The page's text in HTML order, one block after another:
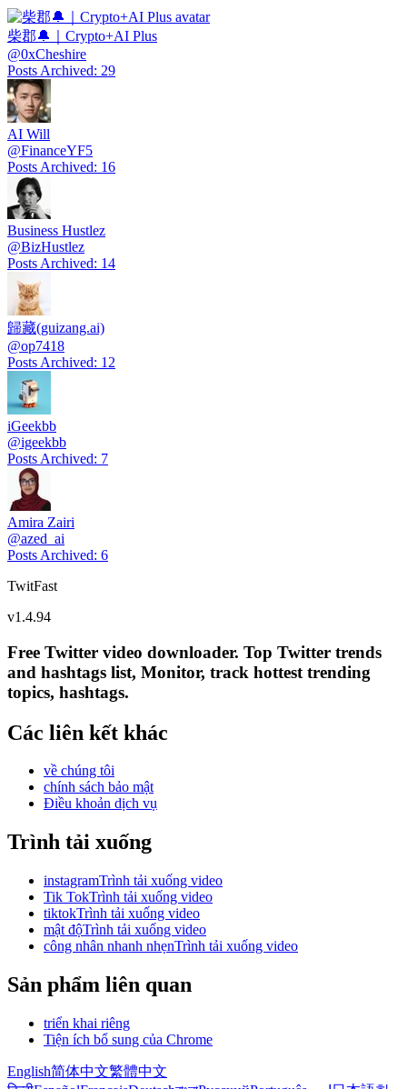
柴郡🔔｜Crypto+AI Plus
@0xCheshire
Posts Archived: 29
AI Will
@FinanceYF5
Posts Archived: 16
Business Hustlez
@BizHustlez
Posts Archived: 14
歸藏(guizang.ai)
@op7418
Posts Archived: 12
iGeekbb
@igeekbb
Posts Archived: 7
Amira Zairi
@azed_ai
Posts Archived: 6
TwitFast
v1.4.94
Free Twitter video downloader. Top Twitter trends
and hashtags list, Monitor, track hottest trending
topics, hashtags.
Các liên kết khác
về chúng tôi
chính sách bảo mật
Điều khoản dịch vụ
Trình tải xuống
instagramTrình tải xuống video
Tik TokTrình tải xuống video
tiktokTrình tải xuống video
mật độTrình tải xuống video
công nhân nhanh nhẹnTrình tải xuống video
Sản phẩm liên quan
triển khai riêng
Tiện ích bổ sung của Chrome
English简体中文繁體中文